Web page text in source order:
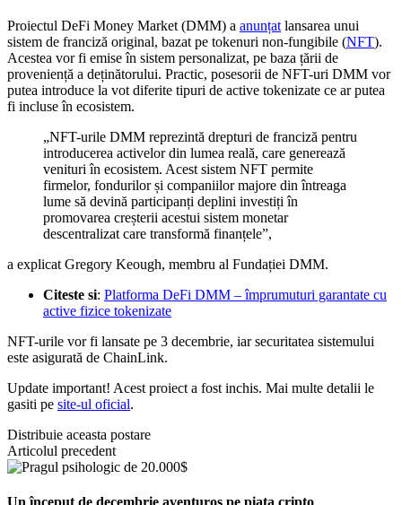
Proiectul DeFi Money Market (DMM) a anunțat lansarea unui
sistem de franciză original, bazat pe tokenuri non-fungibile (NFT).
Acestea vor fi emise în sistem personalizat, pe baza țării de
proveniență a deținătorului. Practic, posesorii de NFT-uri DMM vor
putea introduce la vot diferite tipuri de active tokenizate ce ar putea
fi incluse în ecosistem.
„NFT-urile DMM reprezintă drepturi de franciză pentru
introducerea activelor din lumea reală, care generează
venituri în ecosistem. Acest sistem NFT permite
firmelor, fondurilor și companiilor majore din întreaga
lume să devină participanți deplini investiți în
promovarea creșterii acestui sistem monetar
descentralizat care transformă finanțele”,
a explicat Gregory Keough, membru al Fundației DMM.
Citeste si: Platforma DeFi DMM – împrumuturi garantate cu
active fizice tokenizate
NFT-urile vor fi lansate pe 3 decembrie, iar securitatea sistemului
este asigurată de ChainLink.
Update important! Acest proiect a fost inchis. Mai multe detalii le
gasiti pe site-ul oficial.
Distribuie aceasta postare
Articolul precedent
Un început de decembrie aventuros pe piața cripto